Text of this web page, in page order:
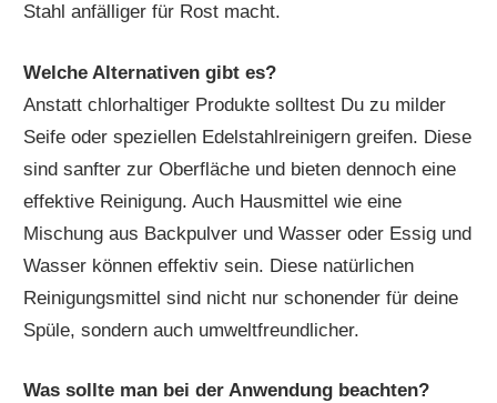
Stahl anfälliger für Rost macht.
Welche Alternativen gibt es?
Anstatt chlorhaltiger Produkte solltest Du zu milder
Seife oder speziellen Edelstahlreinigern greifen. Diese
sind sanfter zur Oberfläche und bieten dennoch eine
effektive Reinigung. Auch Hausmittel wie eine
Mischung aus Backpulver und Wasser oder Essig und
Wasser können effektiv sein. Diese natürlichen
Reinigungsmittel sind nicht nur schonender für deine
Spüle, sondern auch umweltfreundlicher.
Was sollte man bei der Anwendung beachten?